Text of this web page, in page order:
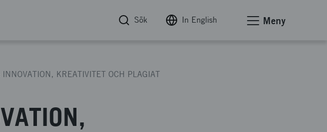
Sök In English Meny
KREATIVITET OCH PLAGIAT